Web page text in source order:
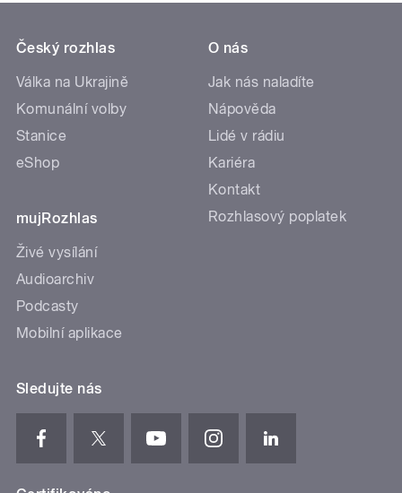
Český rozhlas
Válka na Ukrajině
Komunální volby
Stanice
eShop
mujRozhlas
Živé vysílání
Audioarchiv
Podcasty
Mobilní aplikace
O nás
Jak nás naladíte
Nápověda
Lidé v rádiu
Kariéra
Kontakt
Rozhlasový poplatek
Sledujte nás